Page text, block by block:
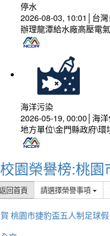
停水
2026-08-03, 10:01│台
辦理龍潭給水廠高壓電
海洋污染
2026-05-19, 00:00│海
地方單位\金門縣政府\
校園榮譽榜:桃
回首頁 請選擇榮譽事項
桃園市捷豹盃五人制足球